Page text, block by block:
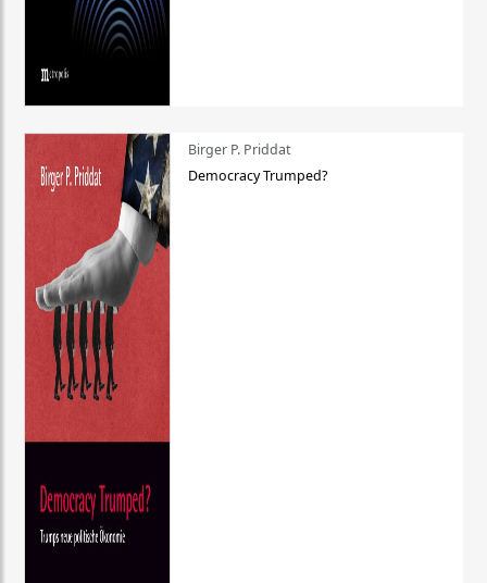
Birger P. Priddat
Democracy Trumped?